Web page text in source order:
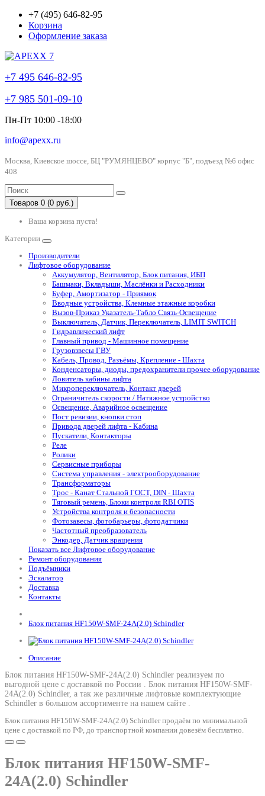
+7 (495) 646-82-95
Корзина
Оформление заказа
+7 495 646-82-95
+7 985 501-09-10
Пн-Пт 10:00 -18:00
info@apexx.ru
Москва, Киевское шоссе, БЦ "РУМЯНЦЕВО" корпус "Б", подъезд №6 офис
408
Товаров 0 (0 руб.)
Ваша корзина пуста!
Категории
Производители
Лифтовое оборудование
Аккумулятор, Вентилятор, Блок питания, ИБП
Башмаки, Вкладыши, Маслёнки и Расходники
Буфер, Амортизатор - Приямок
Вводные устройства, Клемные этажные коробки
Вызов-Приказ Указатель-Табло Связь-Освещение
Выключатель, Датчик, Переключатель, LIMIT SWITCH
Гидравлический лифт
Главный привод - Машинное помещение
Грузовзвесы ГВУ
Кабель, Провод, Разъёмы, Крепление - Шахта
Конденсаторы, диоды, предохранители прочее оборудование
Ловитель кабины лифта
Микропереключатель, Контакт дверей
Ограничитель скорости / Натяжное устройство
Освещение, Аварийное освещение
Пост ревизии, кнопки стоп
Привода дверей лифта - Кабина
Пускатели, Контакторы
Реле
Ролики
Сервисные приборы
Система управления - электрооборудование
Трансформаторы
Трос - Канат Стальной ГОСТ, DIN - Шахта
Тяговый ремень, Блоки контроля RBI OTIS
Устройства контроля и безопасности
Фотозавесы, фотобарьеры, фотодатчики
Частотный преобразователь
Энкодер, Датчик вращения
Показать все Лифтовое оборудование
Ремонт оборудования
Подъёмники
Эскалатор
Доставка
Контакты
Блок питания HF150W-SMF-24A(2.0) Schindler
Описание
Блок питания HF150W-SMF-24A(2.0) Schindler реализуем по
выгодной цене с доставкой по России . Блок питания HF150W-SMF-
24A(2.0) Schindler, а так же различные лифтовые комплектующие
Schindler в большом ассортименте на нашем сайте .
Блок питания HF150W-SMF-24A(2.0) Schindler продаём по минимальной
цене с доставкой по РФ, до транспортной компании довезём бесплатно.
Блок питания HF150W-SMF-
24A(2.0) Schindler